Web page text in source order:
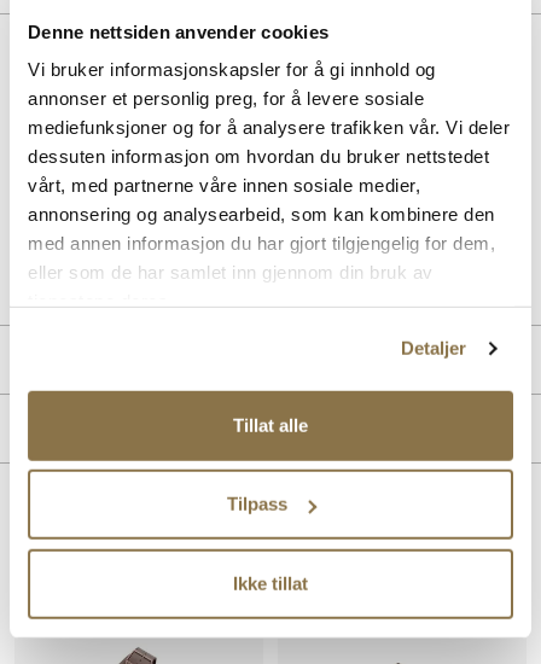
Denne nettsiden anvender cookies
Vi bruker informasjonskapsler for å gi innhold og
annonser et personlig preg, for å levere sosiale
mediefunksjoner og for å analysere trafikken vår. Vi deler
dessuten informasjon om hvordan du bruker nettstedet
vårt, med partnerne våre innen sosiale medier,
annonsering og analysearbeid, som kan kombinere den
med annen informasjon du har gjort tilgjengelig for dem,
eller som de har samlet inn gjennom din bruk av
Detaljer
Tillat alle
Tilpass
Ikke tillat
Birkenstock Arizona Vegan Narrow er en tidløs sandal med to
justerbare stropper i hudvennlig, syntetisk materiale med
fløyelsfølelse. Den anatomisk formede fotsengen gir optimal komfort
og støtte, mens EVA-sålen sikrer letthet og slitestyrke. Perfekt for deg
som ønsker en vegansk og komfortabel sandal til hverdagsbruk.
Art. nr.41233402
Lev. art. nr1025046
Innersåle:Syntet
Lignende produkter
SALG